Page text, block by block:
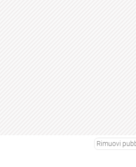
Rimuovi